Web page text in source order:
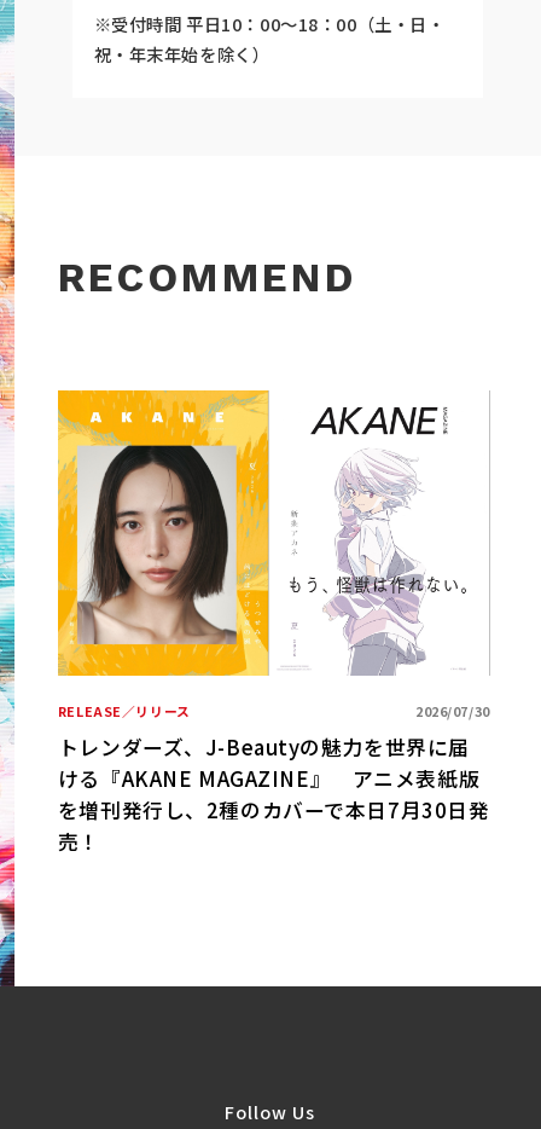
※受付時間 平日10：00～18：00（土・日・
祝・年末年始を除く）
RECOMMEND
RELEASE／リリース 2026/07/30
トレンダーズ、J-Beautyの魅力を世界に届
ける『AKANE MAGAZINE』 アニメ表紙版
を増刊発行し、2種のカバーで本日7月30日発
売！
Follow Us